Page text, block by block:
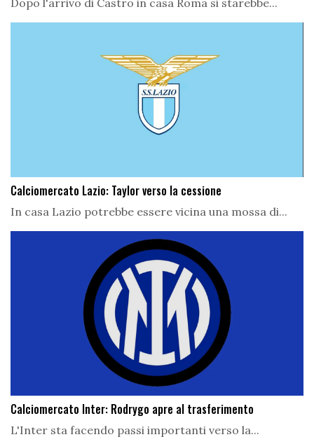
Calciomercato Lazio: Taylor verso la cessione
In casa Lazio potrebbe essere vicina una mossa di...
Calciomercato Inter: Rodrygo apre al trasferimento
L'Inter sta facendo passi importanti verso la...